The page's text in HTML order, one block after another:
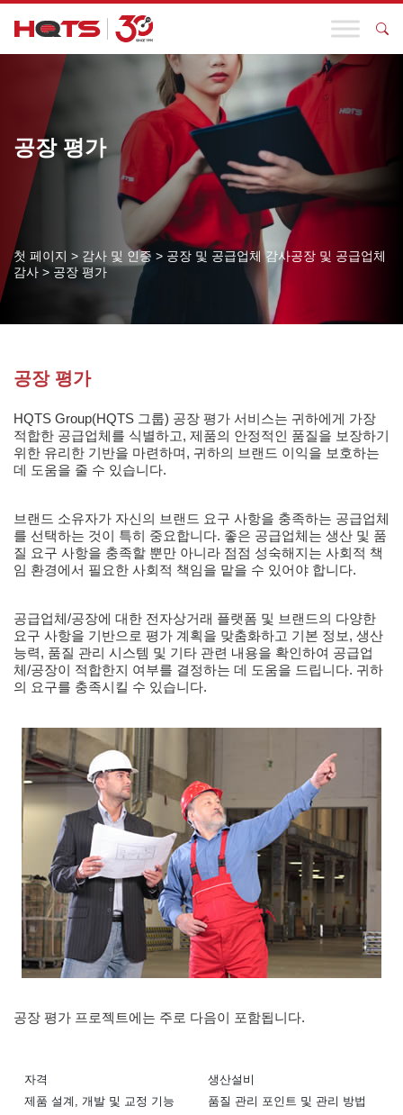
공장 평가
첫 페이지 > 감사 및 인증 > 공장 및 공급업체 감사공장 및 공급업체
감사 > 공장 평가
공장 평가
HQTS Group(HQTS 그룹) 공장 평가 서비스는 귀하에게 가장
적합한 공급업체를 식별하고, 제품의 안정적인 품질을 보장하기
위한 유리한 기반을 마련하며, 귀하의 브랜드 이익을 보호하는
데 도움을 줄 수 있습니다.
브랜드 소유자가 자신의 브랜드 요구 사항을 충족하는 공급업체
를 선택하는 것이 특히 중요합니다. 좋은 공급업체는 생산 및 품
질 요구 사항을 충족할 뿐만 아니라 점점 성숙해지는 사회적 책
임 환경에서 필요한 사회적 책임을 맡을 수 있어야 합니다.
공급업체/공장에 대한 전자상거래 플랫폼 및 브랜드의 다양한
요구 사항을 기반으로 평가 계획을 맞춤화하고 기본 정보, 생산
능력, 품질 관리 시스템 및 기타 관련 내용을 확인하여 공급업
체/공장이 적합한지 여부를 결정하는 데 도움을 드립니다. 귀하
의 요구를 충족시킬 수 있습니다.
공장 평가 프로젝트에는 주로 다음이 포함됩니다.
자격
제품 설계, 개발 및 교정 기능
생산설비
품질 관리 포인트 및 관리 방법